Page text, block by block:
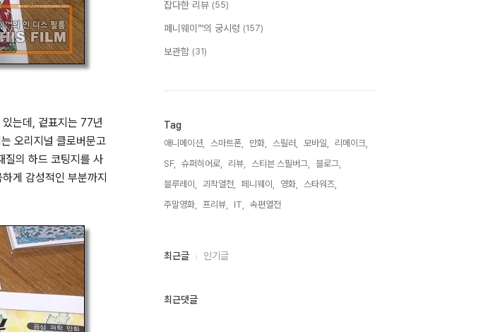
는데, 겉표지는 77년
오리지널 클로버문고
질의 하드 코팅지를 사
게 감성적인 부분까지
잡다한 리뷰 (55)
페니웨이™의 궁시렁 (157)
보관함 (31)
Tag
애니메이션, 스마트폰, 만화, 스릴러, 모바일,
리메이크,
SF,
슈퍼히어로, 리뷰, 스티븐 스필버그,
블로그,
블루레이,
괴작열전, 페니웨이, 영화,
스타워즈,
주말영화,
프리뷰, IT, 속편열전,
최
인
최근글 인기글
최근댓글